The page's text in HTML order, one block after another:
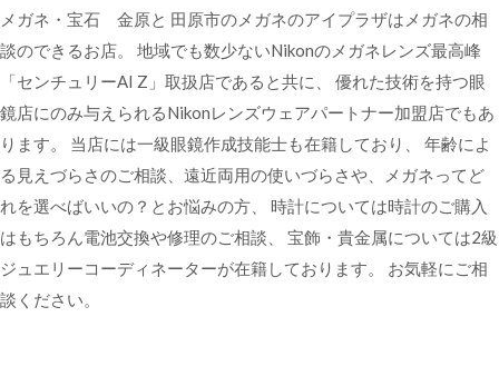
メガネ・宝石 金原と 田原市のメガネのアイプラザはメガネの相
談のできるお店。 地域でも数少ないNikonのメガネレンズ最高峰
「センチュリーAI Z」取扱店であると共に、 優れた技術を持つ眼
鏡店にのみ与えられるNikonレンズウェアパートナー加盟店でもあ
ります。 当店には一級眼鏡作成技能士も在籍しており、 年齢によ
る見えづらさのご相談、遠近両用の使いづらさや、メガネってど
れを選べばいいの？とお悩みの方、 時計については時計のご購入
はもちろん電池交換や修理のご相談、 宝飾・貴金属については2級
ジュエリーコーディネーターが在籍しております。 お気軽にご相
談ください。